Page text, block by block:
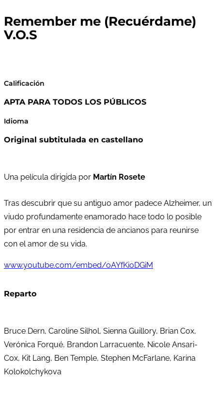
Remember me (Recuérdame)
V.O.S
Calificación
APTA PARA TODOS LOS PÚBLICOS
Idioma
Original subtitulada en castellano
Una película dirigida por Martín Rosete
Tras descubrir que su antiguo amor padece Alzheimer, un
viudo profundamente enamorado hace todo lo posible
por entrar en una residencia de ancianos para reunirse
con el amor de su vida.
www.youtube.com/embed/oAYfKioDGiM
Reparto
Bruce Dern, Caroline Silhol, Sienna Guillory, Brian Cox,
Verónica Forqué, Brandon Larracuente, Nicole Ansari-
Cox, Kit Lang, Ben Temple, Stephen McFarlane, Karina
Kolokolchykova